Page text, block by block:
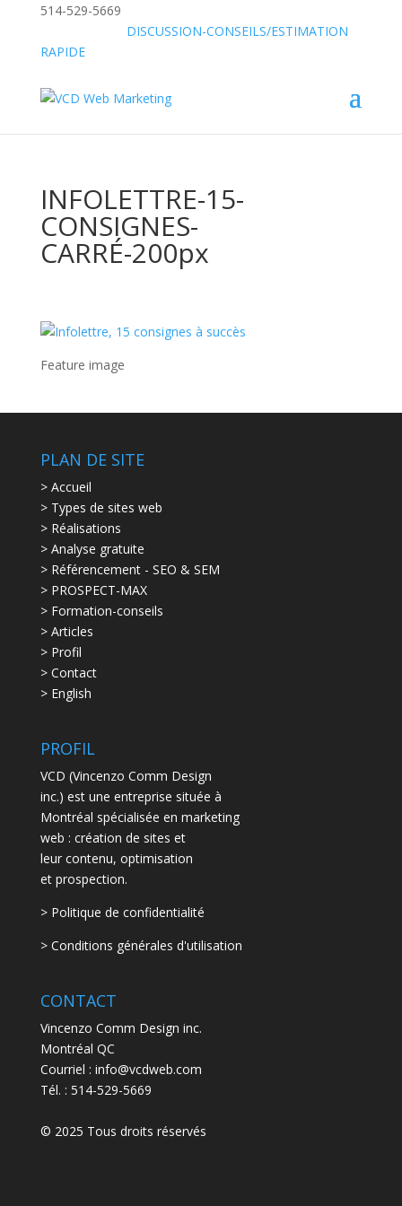
514-529-5669
DISCUSSION-CONSEILS/ESTIMATION
RAPIDE
INFOLETTRE-15-
CONSIGNES-
CARRÉ-200px
Feature image
PLAN DE SITE
> Accueil
> Types de sites web
> Réalisations
> Analyse gratuite
> Référencement - SEO & SEM
> PROSPECT-MAX
> Formation-conseils
> Articles
> Profil
> Contact
> English
PROFIL
VCD (Vincenzo Comm Design
inc.) est une entreprise située à
Montréal spécialisée en marketing
web : création de sites et
leur contenu, optimisation
et prospection.
> Politique de confidentialité
> Conditions générales d'utilisation
CONTACT
Vincenzo Comm Design inc.
Montréal QC
Courriel : info@vcdweb.com
Tél. : 514-529-5669
© 2025 Tous droits réservés